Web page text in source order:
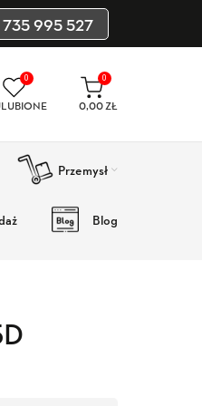
735 995 527
0 0
0,00ZŁ
Przemysł
Blog